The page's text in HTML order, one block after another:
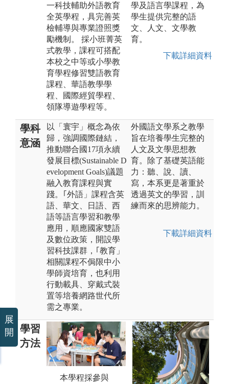
一科技輔助外語教育
全英學程，具完善英
檢輔導與專業證照獎
勵機制。 採小班菁英
式教學，課程可搭配
本校之中等或小學教
育學程修習雙語教育
課程、華語教學學
程、國際經貿學程、
領隊導遊學程等。
學及語言學課程，為
學生提供完整的語
文、人文、文學教
育。
下載詳細資料
學科
意涵
以「寰宇」概念為依
歸，強調國際鏈結，
推動聯合國17項永續
發展目標(Sustainable D
evelopment Goals)議題
融入教育課程與實
踐。｢外語」課程含英
語、華文、日語、西
語等語言學習和教學
應用，順應國家雙語
及數位政策，開設學
習科技課群，｢教育」
相關課程不侷限中小
學師資培育，也利用
行動載具、穿戴式裝
置等培養網路世代所
需之專業。
外國語文學系之教學
旨在培養學生完整的
人文及文學思想教
育。除了基礎英語能
力：聽、說、讀、
寫，本系更是著重於
透過英文的學習，訓
練而來的思辨能力。
下載詳細資料
學習
方法
本學程採參與
展
開